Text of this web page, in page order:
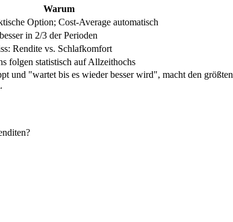
Warum
Option; Cost-Average automatisch
in 2/3 der Perioden
Rendite vs. Schlafkomfort
folgen statistisch auf Allzeithochs
und "wartet bis es wieder besser wird", macht den